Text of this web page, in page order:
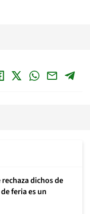
dichos de
feria es un